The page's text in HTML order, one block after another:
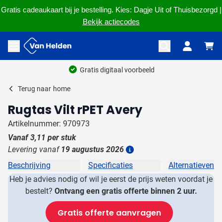
Gratis cadeaukaart bij je bestelling. Kies: Dagje Uit of Thuisbezorgd |
Bekijk actiecodes
Ga naar de inhoud
Menu openen
Gratis digitaal voorbeeld
Terug naar home
Rugtas Vilt rPET Avery
Artikelnummer: 970973
Vanaf3,11 per stuk
Levering vanaf 19 augustus 2026
Beschrijving Specificaties
Alternatieven
Heb je advies nodig of wil je eerst de prijs weten voordat je
bestelt? Ontvang een gratis offerte binnen 2 uur.
Gratis offerte aanvragen